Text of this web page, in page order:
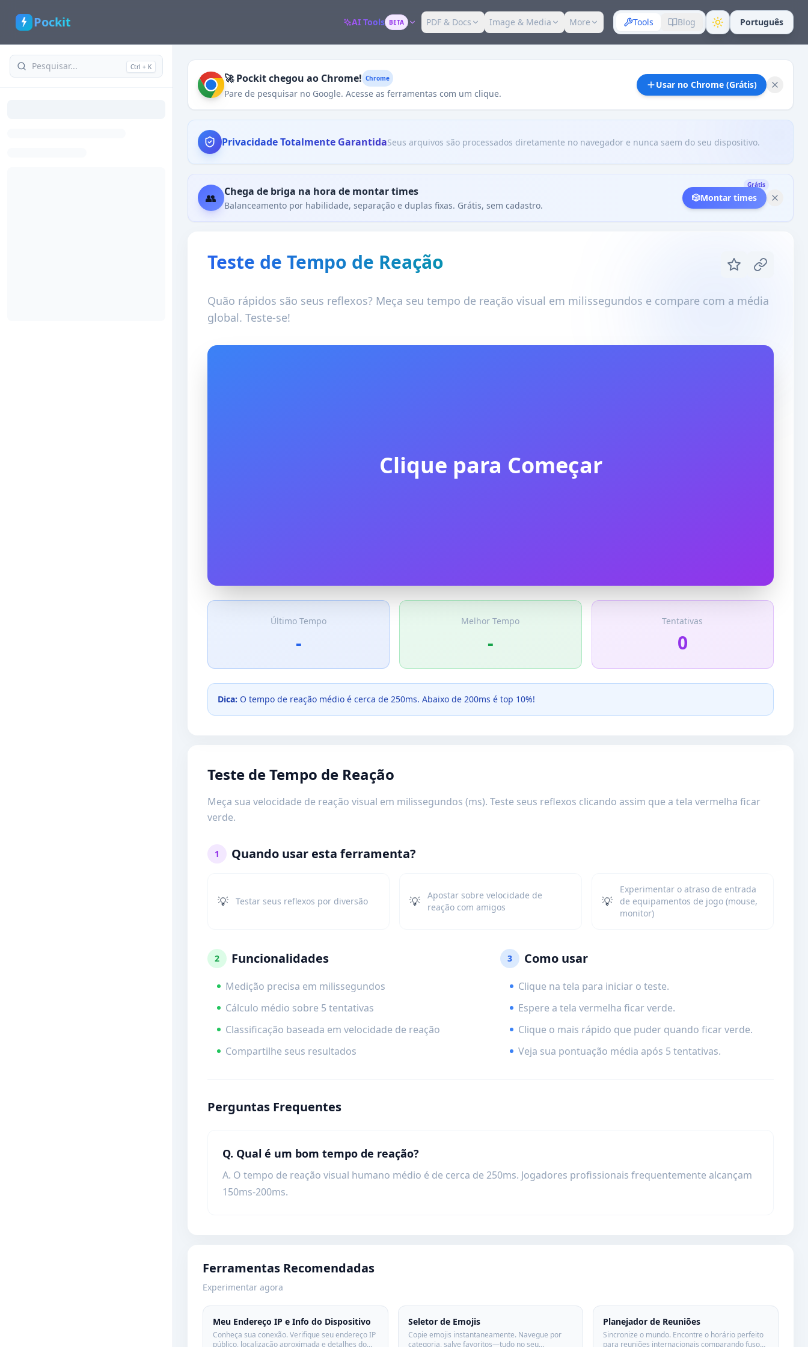
Pockit AI Tools BETA PDF & Docs Image & Media More Tools Blog Português
Ctrl + K
🚀 Pockit chegou ao Chrome! Chrome
Pare de pesquisar no Google. Acesse as ferramentas com um clique.
Usar no Chrome (Grátis)
Privacidade Totalmente GarantidaSeus arquivos são processados diretamente no navegador e nunca saem do seu dispositivo.
Grátis
👥 Chega de briga na hora de montar times
Balanceamento por habilidade, separação e duplas fixas. Grátis, sem cadastro.
🎲Montar times
Teste de Tempo de Reação
Quão rápidos são seus reflexos? Meça seu tempo de reação visual em milissegundos e compare com a média
global. Teste-se!
Clique para Começar
Último Tempo
-
Melhor Tempo
-
Tentativas
0
Dica: O tempo de reação médio é cerca de 250ms. Abaixo de 200ms é top 10%!
Teste de Tempo de Reação
Meça sua velocidade de reação visual em milissegundos (ms). Teste seus reflexos clicando assim que a tela vermelha ficar
verde.
1 Quando usar esta ferramenta?
💡 Testar seus reflexos por diversão 💡
Apostar sobre velocidade de
reação com amigos
💡
Experimentar o atraso de entrada
de equipamentos de jogo (mouse,
monitor)
2 Funcionalidades
Medição precisa em milissegundos
Cálculo médio sobre 5 tentativas
Classificação baseada em velocidade de reação
Compartilhe seus resultados
3 Como usar
Clique na tela para iniciar o teste.
Espere a tela vermelha ficar verde.
Clique o mais rápido que puder quando ficar verde.
Veja sua pontuação média após 5 tentativas.
Perguntas Frequentes
Q. Qual é um bom tempo de reação?
A. O tempo de reação visual humano médio é de cerca de 250ms. Jogadores profissionais frequentemente alcançam
150ms-200ms.
Ferramentas Recomendadas
Experimentar agora
Meu Endereço IP e Info do Dispositivo
Conheça sua conexão. Verifique seu endereço IP
público, localização aproximada e detalhes do
Seletor de Emojis
Copie emojis instantaneamente. Navegue por
categoria, salve favoritos—tudo no seu
Planejador de Reuniões
Sincronize o mundo. Encontre o horário perfeito
para reuniões internacionais comparando fusos